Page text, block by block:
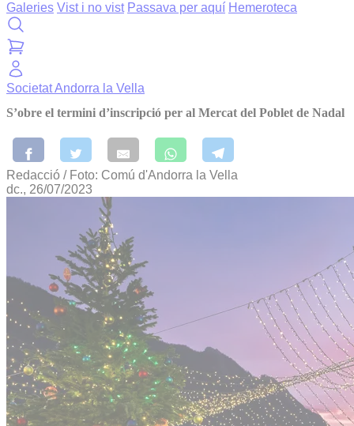
Galeries Vist i no vist Passava per aquí Hemeroteca
SocietatAndorra la Vella
S’obre el termini d’inscripció per al Mercat del Poblet de Nadal
Redacció / Foto: Comú d'Andorra la Vella
dc., 26/07/2023